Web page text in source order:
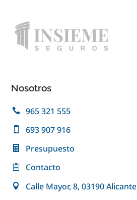
Nosotros
965 321 555
693 907 916
Presupuesto
Contacto
Calle Mayor, 8, 03190 Alicante